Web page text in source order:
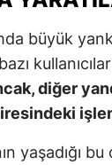
büyük
diğer
yaşadığı